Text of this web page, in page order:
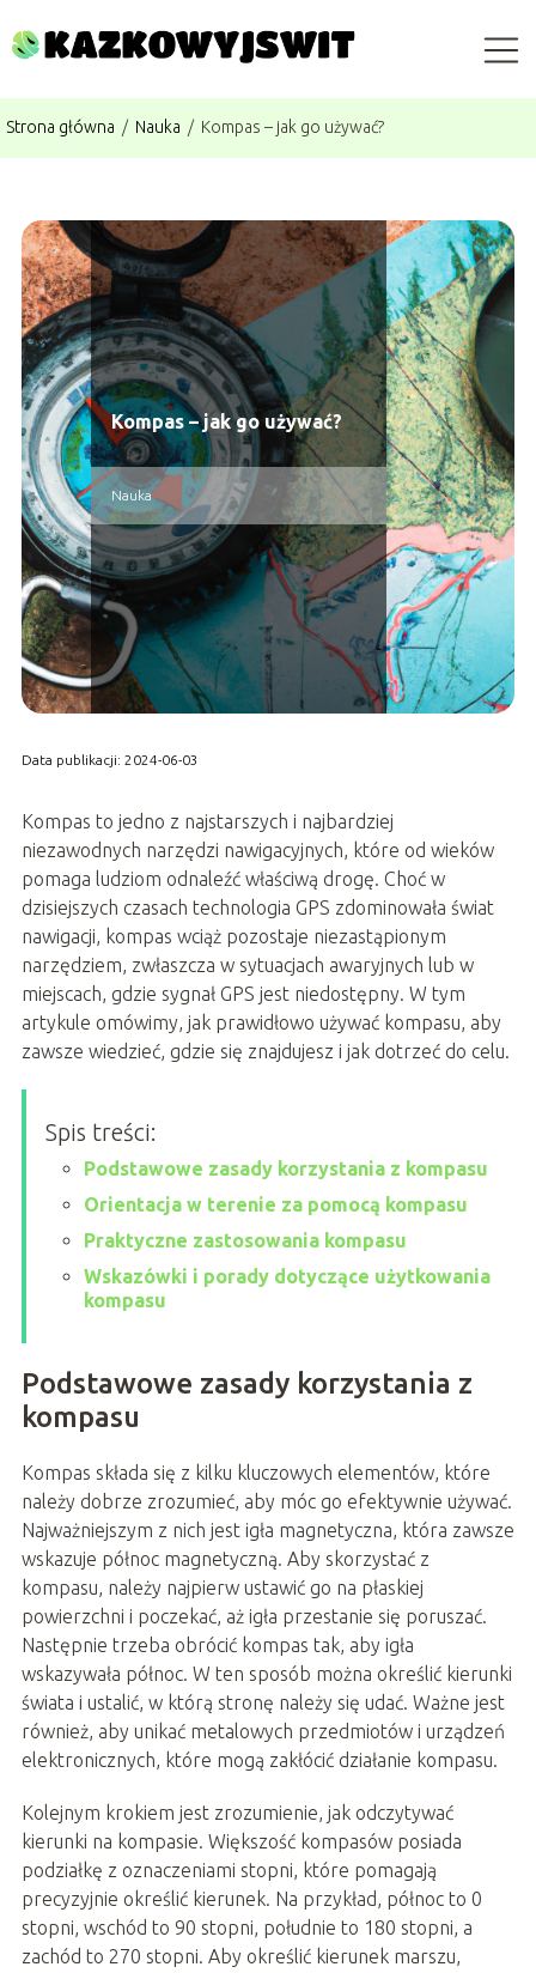
Strona główna / Nauka / Kompas – jak go używać?
Kompas – jak go używać?
Nauka
Data publikacji: 2024-06-03
Kompas to jedno z najstarszych i najbardziej
niezawodnych narzędzi nawigacyjnych, które od wieków
pomaga ludziom odnaleźć właściwą drogę. Choć w
dzisiejszych czasach technologia GPS zdominowała świat
nawigacji, kompas wciąż pozostaje niezastąpionym
narzędziem, zwłaszcza w sytuacjach awaryjnych lub w
miejscach, gdzie sygnał GPS jest niedostępny. W tym
artykule omówimy, jak prawidłowo używać kompasu, aby
zawsze wiedzieć, gdzie się znajdujesz i jak dotrzeć do celu.
Spis treści:
Podstawowe zasady korzystania z kompasu
Orientacja w terenie za pomocą kompasu
Praktyczne zastosowania kompasu
Wskazówki i porady dotyczące użytkowania
kompasu
Podstawowe zasady korzystania z
kompasu
Kompas składa się z kilku kluczowych elementów, które
należy dobrze zrozumieć, aby móc go efektywnie używać.
Najważniejszym z nich jest igła magnetyczna, która zawsze
wskazuje północ magnetyczną. Aby skorzystać z
kompasu, należy najpierw ustawić go na płaskiej
powierzchni i poczekać, aż igła przestanie się poruszać.
Następnie trzeba obrócić kompas tak, aby igła
wskazywała północ. W ten sposób można określić kierunki
świata i ustalić, w którą stronę należy się udać. Ważne jest
również, aby unikać metalowych przedmiotów i urządzeń
elektronicznych, które mogą zakłócić działanie kompasu.
Kolejnym krokiem jest zrozumienie, jak odczytywać
kierunki na kompasie. Większość kompasów posiada
podziałkę z oznaczeniami stopni, które pomagają
precyzyjnie określić kierunek. Na przykład, północ to 0
stopni, wschód to 90 stopni, południe to 180 stopni, a
zachód to 270 stopni. Aby określić kierunek marszu,